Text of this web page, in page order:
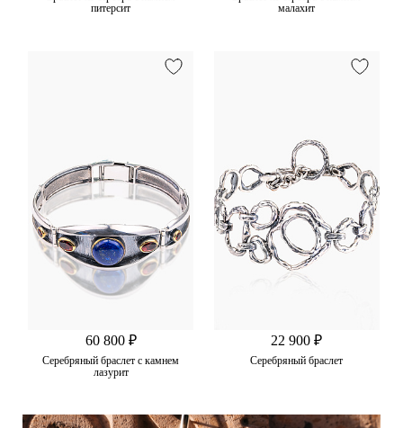
питерсит
малахит
60 800 ₽
Серебряный браслет с камнем
лазурит
22 900 ₽
Серебряный браслет